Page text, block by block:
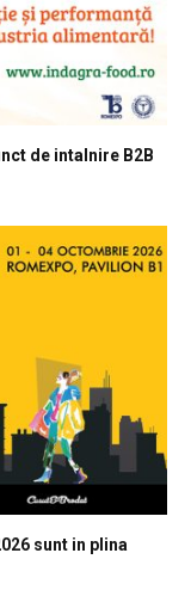
de intalnire B2B
sunt in plina